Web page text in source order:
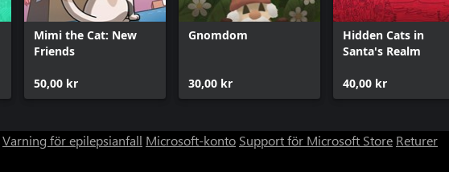
Mimi the Cat: New
Friends
50,00 kr
Gnomdom
30,00 kr
Hidden Cats in
Santa's Realm
40,00 kr
Varning för epilepsianfall Microsoft-konto Support för Microsoft Store Returer